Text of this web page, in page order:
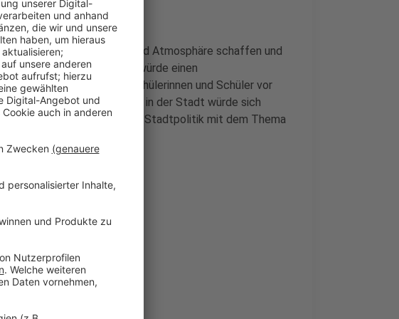
würde Stimmung und Atmosphäre schaffen und
bilden. Ein Schulgarten würde einen
Lernort bilden und den Schülerinnen und Schüler vor
Auch der Klimaschutz in der Stadt würde sich
Jetzt soll sich die Stadtpolitik mit dem Thema
Rädern sitzen